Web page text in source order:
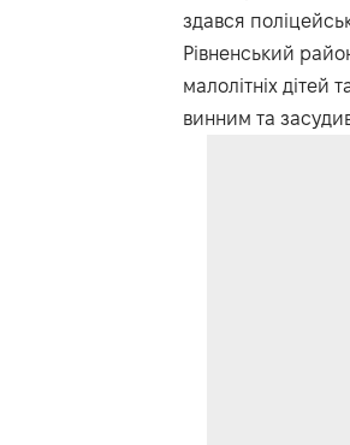
здався
Рівненський
малолітніх дітей
винним та